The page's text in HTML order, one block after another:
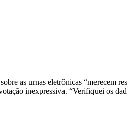
as urnas eletrônicas “merecem
inexpressiva. “Verifiquei os